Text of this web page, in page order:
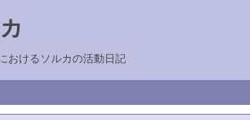
おけるソルカの活動日記